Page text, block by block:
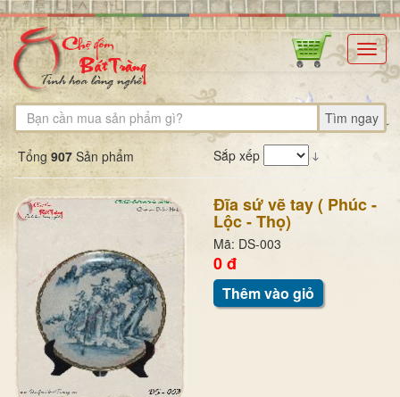
Tìm ngay
Tổng907 Sản phẩm Sắp xếp
Đĩa sứ vẽ tay ( Phúc -
Lộc - Thọ)
Mã: DS-003
0 đ
Thêm vào giỏ